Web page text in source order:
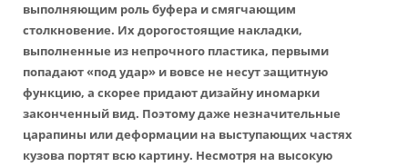
выполняющим роль буфера и смягчающим
столкновение. Их дорогостоящие накладки,
выполненные из непрочного пластика, первыми
попадают «под удар» и вовсе не несут защитную
функцию, а скорее придают дизайну иномарки
законченный вид. Поэтому даже незначительные
царапины или деформации на выступающих частях
кузова портят всю картину. Несмотря на высокую